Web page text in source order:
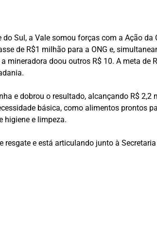
Sul, a Vale somou forças com a Ação da
de R$1 milhão para a ONG e,
doou outros R$ 10. A meta de
e dobrou o resultado, alcançando R$ 2,2
básica, como alimentos prontos
higiene e limpeza.
e está articulando junto à